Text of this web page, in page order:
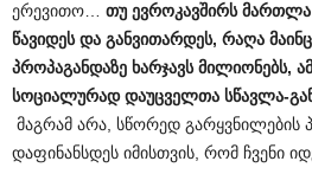
ერევითო… თუ ევროკავშირს მართლა
წავიდეს და განვითარდეს, რაღა
პროპაგანდაზე ხარჯავს მილიონებს,
სოციალურად დაუცველთა სწავლა-
მაგრამ არა, სწორედ გარყვნილების
დაფინანსდეს იმისთვის, რომ ჩვენი